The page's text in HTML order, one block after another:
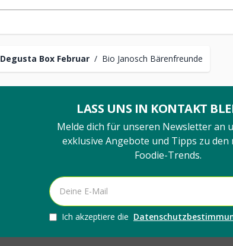
Degusta Box Februar / Bio Janosch Bärenfreunde
LASS UNS IN KONTAKT
Melde dich für unseren Newsletter an
exklusive Angebote und Tipps zu den
Foodie-Trends.
Ich akzeptiere die